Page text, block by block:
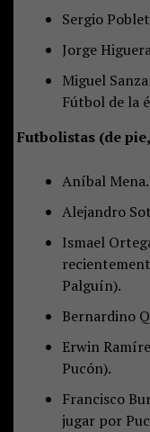
Sergio
Jorge
Miguel
Fútbol de la
Futbolistas (de
Aníbal Mena.
Alejandro
Ismael
Palguín).
Bernardino
Erwin
Pucón).
Francisco
jugar por